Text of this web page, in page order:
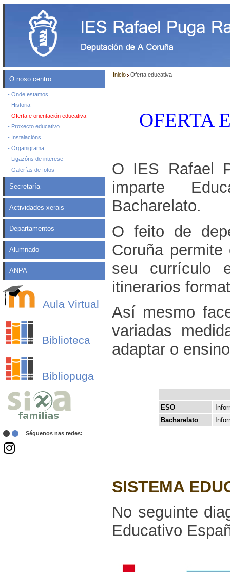
O noso centro
- Onde estamos
- Historia
- Oferta e orientación educativa
- Proxecto educativo
- Instalacións
- Organigrama
- Ligazóns de interese
- Galerías de fotos
Secretaría
Actividades xerais
Departamentos
Alumnado
ANPA
Aula Virtual
Biblioteca
Bibliopuga
Séguenos nas redes:
Inicio Oferta educativa
OFERTA
O IES Rafael
imparte
Bacharelato.
O feito de
Coruña
seu currículo
itinerarios
Así mesmo
variadas
adaptar o
ESO
Bacharelato
SISTEMA
No seguinte
Educativo